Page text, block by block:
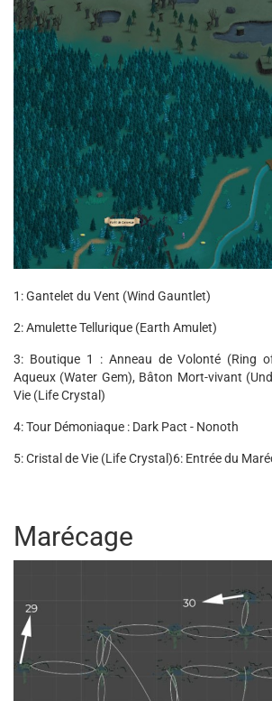
1: Gantelet du Vent (Wind Gauntlet)
2: Amulette Tellurique (Earth Amulet)
3: Boutique 1 : Anneau de Volonté (Ring
Aqueux (Water Gem), Bâton Mort-vivant
Vie (Life Crystal)
4: Tour Démoniaque : Dark Pact - Nonoth
5: Cristal de Vie (Life Crystal)6: Entrée du
Marécage